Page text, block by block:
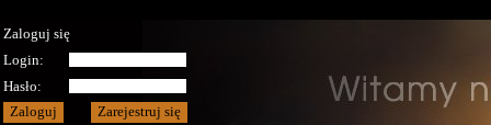
Zaloguj się
Login:
Hasło: